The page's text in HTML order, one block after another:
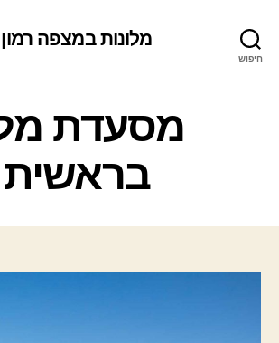
חיפוש
מלונות במצפה רמון
ק
ו
ר
ו
מסעדת
בראשית